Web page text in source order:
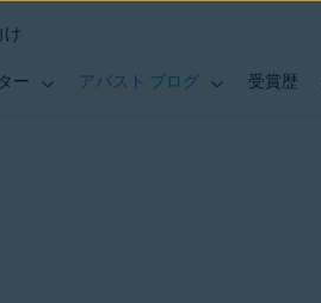
ー アバスト ブログ 受賞歴